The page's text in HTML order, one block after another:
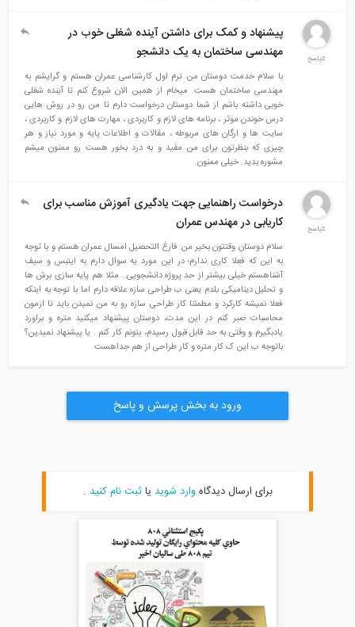
پیشنهاد و کمک برای داشتن آینده شغلی خوب در
مهندسی ساختمان به یک دانشجو
با سلام خدمت دوستان من ترم اول کارشناسی عمران هستم و گرایشم به
مهندسی ساختمان هست. میخام از همین الان شروع کنم تا آینده شغلی
خوبی داشته باشم از شما دوستان درخواست دارم تا من رو در روش هایی
درس خوندن موثر ، برنامه های لازم و کاربردی ، مهارت های لازم و کاربردی ،
سایت ها و ارگان های مربوطه ، مقالات و اطلاعات پایه و مورد نیاز و هر
چیزی که بنظرتون برای من مفید و به درد بخور هست رو ممنون میشم
مشوره بدید. خیلی ممنون.
درخواست راهنمایی جهت یادگیری آموزش مناسب برای
کاریابی در مهندس عمران
سلام دوستان وقتتون بخیر من فارغ التحصیل امسال عمران هستم و با توجه
به این که فعلا کاری ندارم؛ در این مورد یه سوال دارم به ایتبس و سیف
آشناهستم خیلی بیشتر از حد پروژه دانشجویی.. مثلا هم پایه سازی برش ها
و تحلیل دینامیکی بلدم یعنی ب طراحی سازه علاقه دارم اما با توجه به اینکه
فعلا نمیشه کارکرد و مطمئنا کار طراحی سازه رو به من نمیدن باید تا ازمون
محاسبات صبر کنم در این مدت، دوستان پیشنهاد میکنید متره و براورد
یادبگیرم و وقتی به حد قابل قبول رسیدم، بتونم کار کنم . یا پیشنهاد نمیدین؟
باتوجه ب این ک کار متره و کار طراحی از هم جداهست
ورود به بخش پرسش و پاسخ
برای ارسال دیدگاهوارد شویدیاثبت نام کنید.